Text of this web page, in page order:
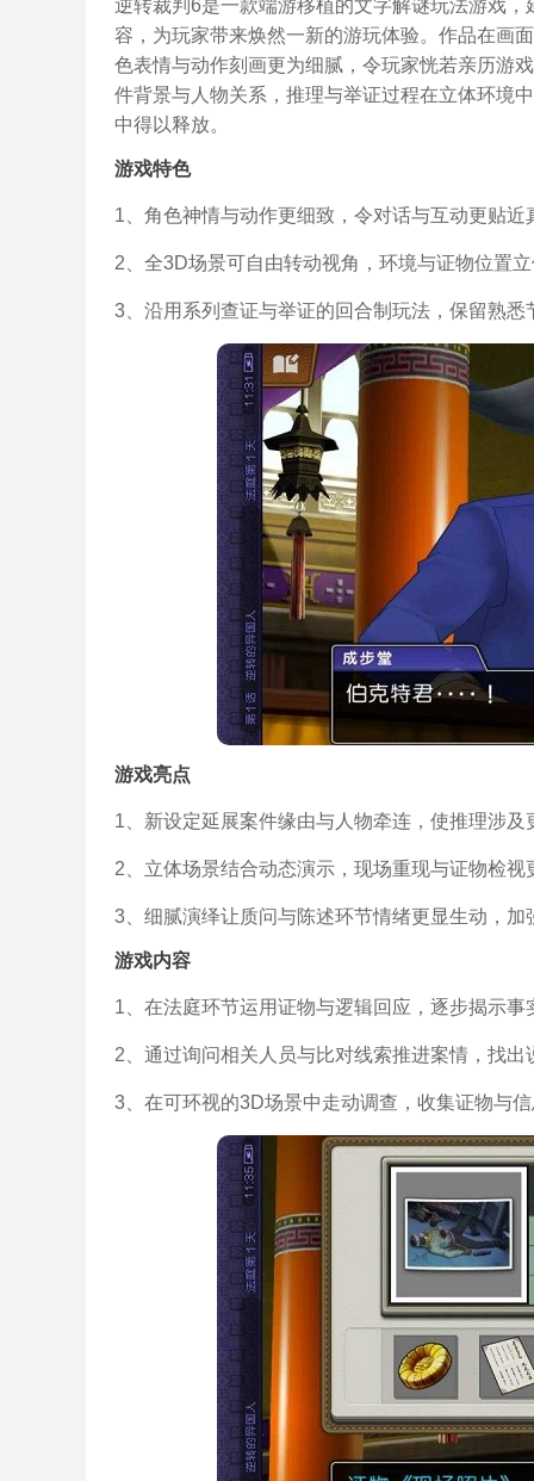
逆转裁判6是一款端游移植的文字解谜玩法游戏
容，为玩家带来焕然一新的游玩体验。作品在画
色表情与动作刻画更为细腻，令玩家恍若亲历游
件背景与人物关系，推理与举证过程在立体环境
中得以释放。
游戏特色
1、角色神情与动作更细致，令对话与互动更贴近
2、全3D场景可自由转动视角，环境与证物位置
3、沿用系列查证与举证的回合制玩法，保留熟悉
游戏亮点
1、新设定延展案件缘由与人物牵连，使推理涉及
2、立体场景结合动态演示，现场重现与证物检
3、细腻演绎让质问与陈述环节情绪更显生动，
游戏内容
1、在法庭环节运用证物与逻辑回应，逐步揭示事
2、通过询问相关人员与比对线索推进案情，找出
3、在可环视的3D场景中走动调查，收集证物与